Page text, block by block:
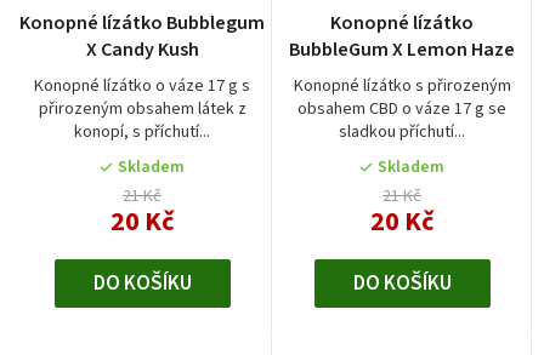
Konopné lízátko Bubblegum
X Candy Kush
Konopné lízátko o váze 17 g s
přirozeným obsahem látek z
konopí, s příchutí...
Skladem
21 Kč
20 Kč
DO KOŠÍKU
Konopné lízátko
BubbleGum X Lemon Haze
Konopné lízátko s přirozeným
obsahem CBD o váze 17 g se
sladkou příchutí...
Skladem
21 Kč
20 Kč
DO KOŠÍKU